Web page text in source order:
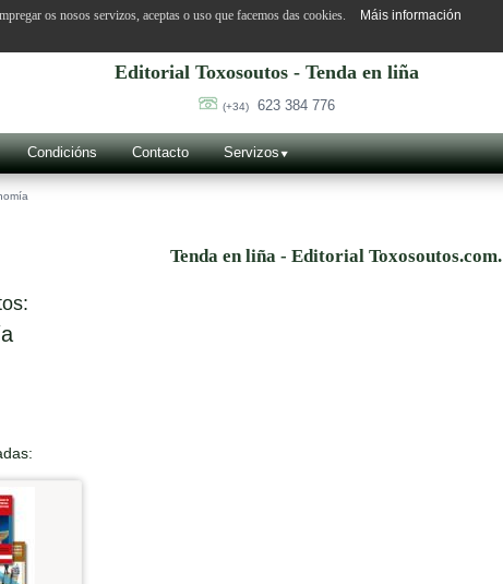
Editorial Toxosoutos - Tenda en liña
(+34) 623 384 776
Condicións Contacto Servizos
Tenda en liña - Editorial Toxosoutos.com.
os nosos servizos, aceptas o uso que facemos das cookies. Máis información